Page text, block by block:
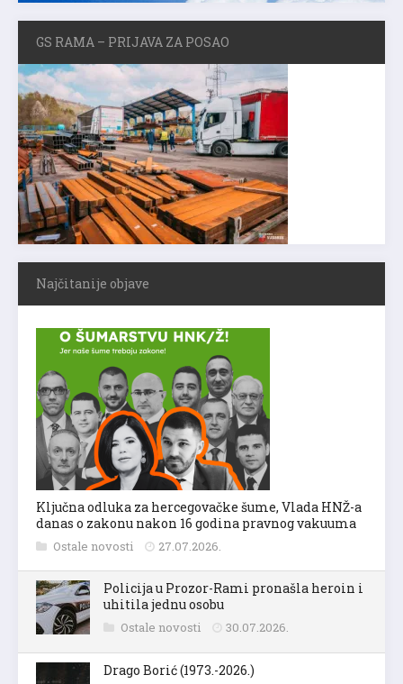
GS RAMA – PRIJAVA ZA POSAO
Najčitanije objave
Ključna odluka za hercegovačke šume, Vlada HNŽ-a
danas o zakonu nakon 16 godina pravnog vakuuma
Ostale novosti 27.07.2026.
Policija u Prozor-Rami pronašla heroin i
uhitila jednu osobu
Ostale novosti 30.07.2026.
Drago Borić (1973.-2026.)